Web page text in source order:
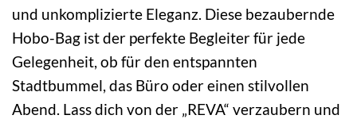
und unkomplizierte Eleganz. Diese bezaubernde
Hobo-Bag ist der perfekte Begleiter für jede
Gelegenheit, ob für den entspannten
Stadtbummel, das Büro oder einen stilvollen
Abend. Lass dich von der „REVA“ verzaubern und